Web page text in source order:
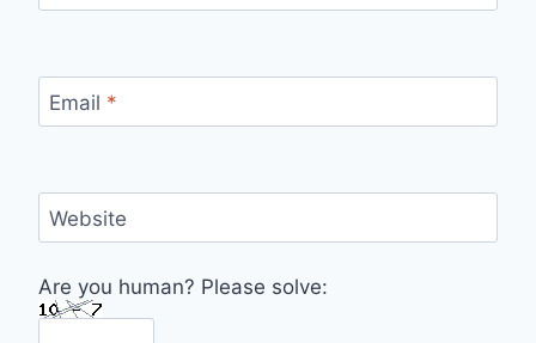
Email *
Website
Are you human? Please solve: